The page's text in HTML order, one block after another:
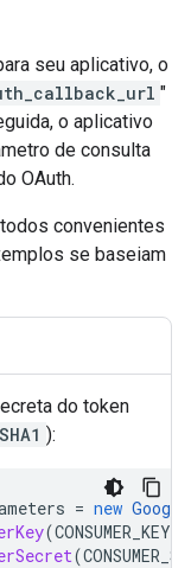
seu aplicativo, o
"
o aplicativo
de consulta
OAuth.
convenientes
se baseiam
do token
):
= new
(CONSUMER_KEY
(